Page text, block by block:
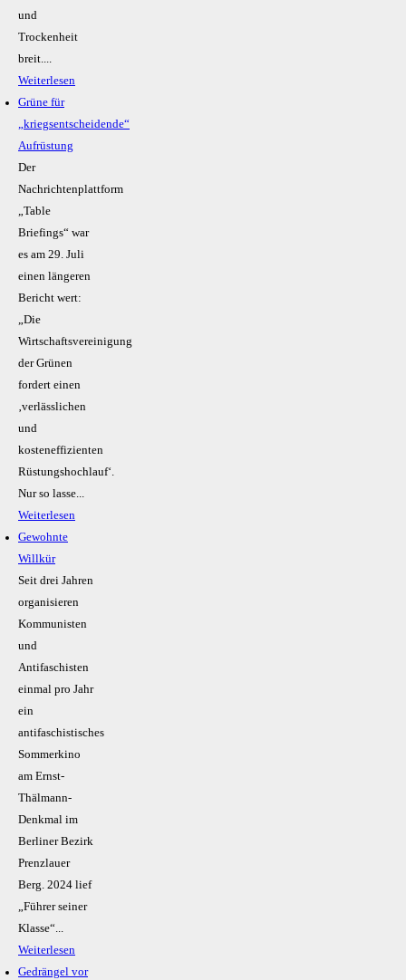
und
Trockenheit
breit....
Weiterlesen
Grüne für
„kriegsentscheidende“
Aufrüstung
Der
Nachrichtenplattform
„Table
Briefings“ war
es am 29. Juli
einen längeren
Bericht wert:
„Die
Wirtschaftsvereinigung
der Grünen
fordert einen
‚verlässlichen
und
kosteneffizienten
Rüstungshochlauf‘.
Nur so lasse...
Weiterlesen
Gewohnte
Willkür
Seit drei Jahren
organisieren
Kommunisten
und
Antifaschisten
einmal pro Jahr
ein
antifaschistisches
Sommerkino
am Ernst-
Thälmann-
Denkmal im
Berliner Bezirk
Prenzlauer
Berg. 2024 lief
„Führer seiner
Klasse“...
Weiterlesen
Gedrängel vor